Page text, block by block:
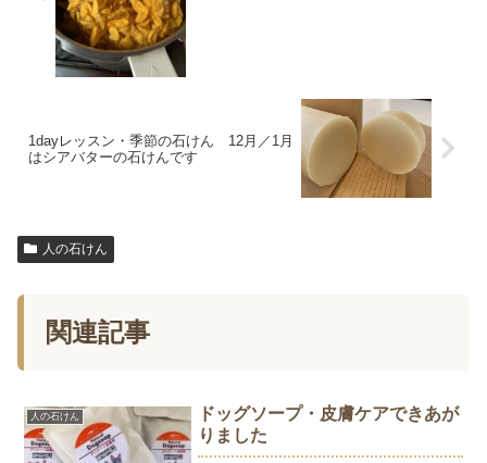
1dayレッスン・季節の石けん 12月／1月
はシアバターの石けんです
人の石けん
関連記事
人の石けん
ドッグソープ・皮膚ケアできあが
りました